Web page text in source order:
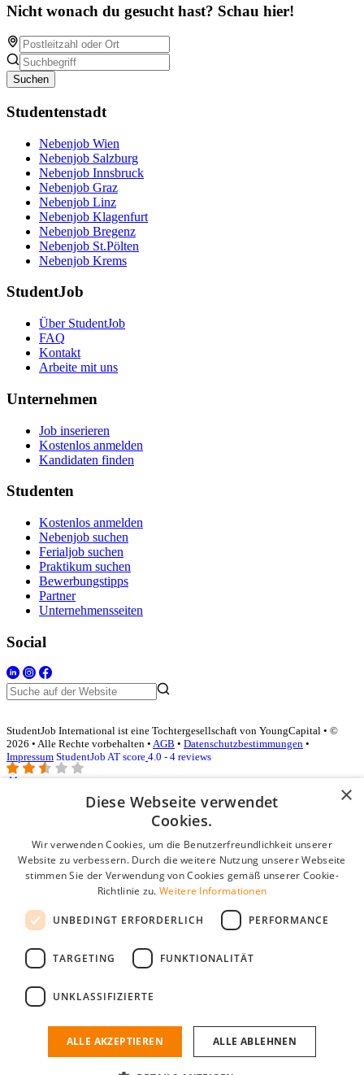
Nicht wonach du gesucht hast? Schau hier!
Suchen
Studentenstadt
Nebenjob Wien
Nebenjob Salzburg
Nebenjob Innsbruck
Nebenjob Graz
Nebenjob Linz
Nebenjob Klagenfurt
Nebenjob Bregenz
Nebenjob St.Pölten
Nebenjob Krems
StudentJob
Über StudentJob
FAQ
Kontakt
Arbeite mit uns
Unternehmen
Job inserieren
Kostenlos anmelden
Kandidaten finden
Studenten
Kostenlos anmelden
Nebenjob suchen
Ferialjob suchen
Praktikum suchen
Bewerbungstipps
Partner
Unternehmensseiten
Social
StudentJob International ist eine Tochtergesellschaft von YoungCapital • ©
2026 • Alle Rechte vorbehalten • AGB • Datenschutzbestimmungen •
Impressum StudentJob AT score 4.0 - 4 reviews
Login für Unternehmen
E-Mail*
Passwort
Angemeldet bleiben
Passwort vergessen?
Kostenloses Unternehmensprofil
Wenn Sie sich registriert haben, können Sie ein Unternehmensprofil
passenden Mitarbeiter zu finden.
×
Diese Webseite verwendet
Cookies.
Wir verwenden Cookies, um die Benutzerfreundlichkeit unserer
Website zu verbessern. Durch die weitere Nutzung unserer Webseite
stimmen Sie der Verwendung von Cookies gemäß unserer Cookie-
Richtlinie zu. Weitere Informationen
UNBEDINGT ERFORDERLICH PERFORMANCE
TARGETING FUNKTIONALITÄT
UNKLASSIFIZIERTE
ALLE AKZEPTIEREN ALLE ABLEHNEN